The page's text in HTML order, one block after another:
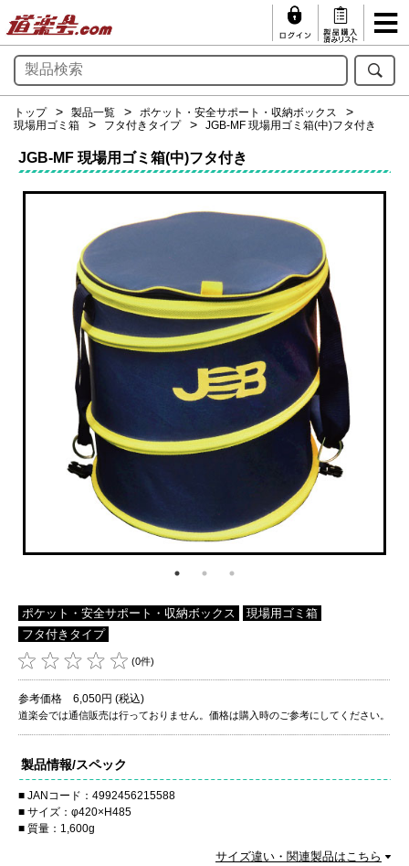
トップ 製品一覧
ポケット・安全サポート・収納ボックス
現場用ゴミ箱
フタ付きタイプ JGB-MF 現場用ゴミ箱(中)フタ付き
JGB-MF 現場用ゴミ箱(中)フタ付き
ポケット・安全サポート・収納ボックス
現場用ゴミ箱
フタ付きタイプ
(0件)
参考価格 6,050円 (税込)
道楽会では通信販売は行っておりません。価格は購入時のご参考にしてください。
製品情報/スペック
JANコード：4992456215588
サイズ：φ420×H485
質量：1,600g
サイズ違い・関連製品はこちら